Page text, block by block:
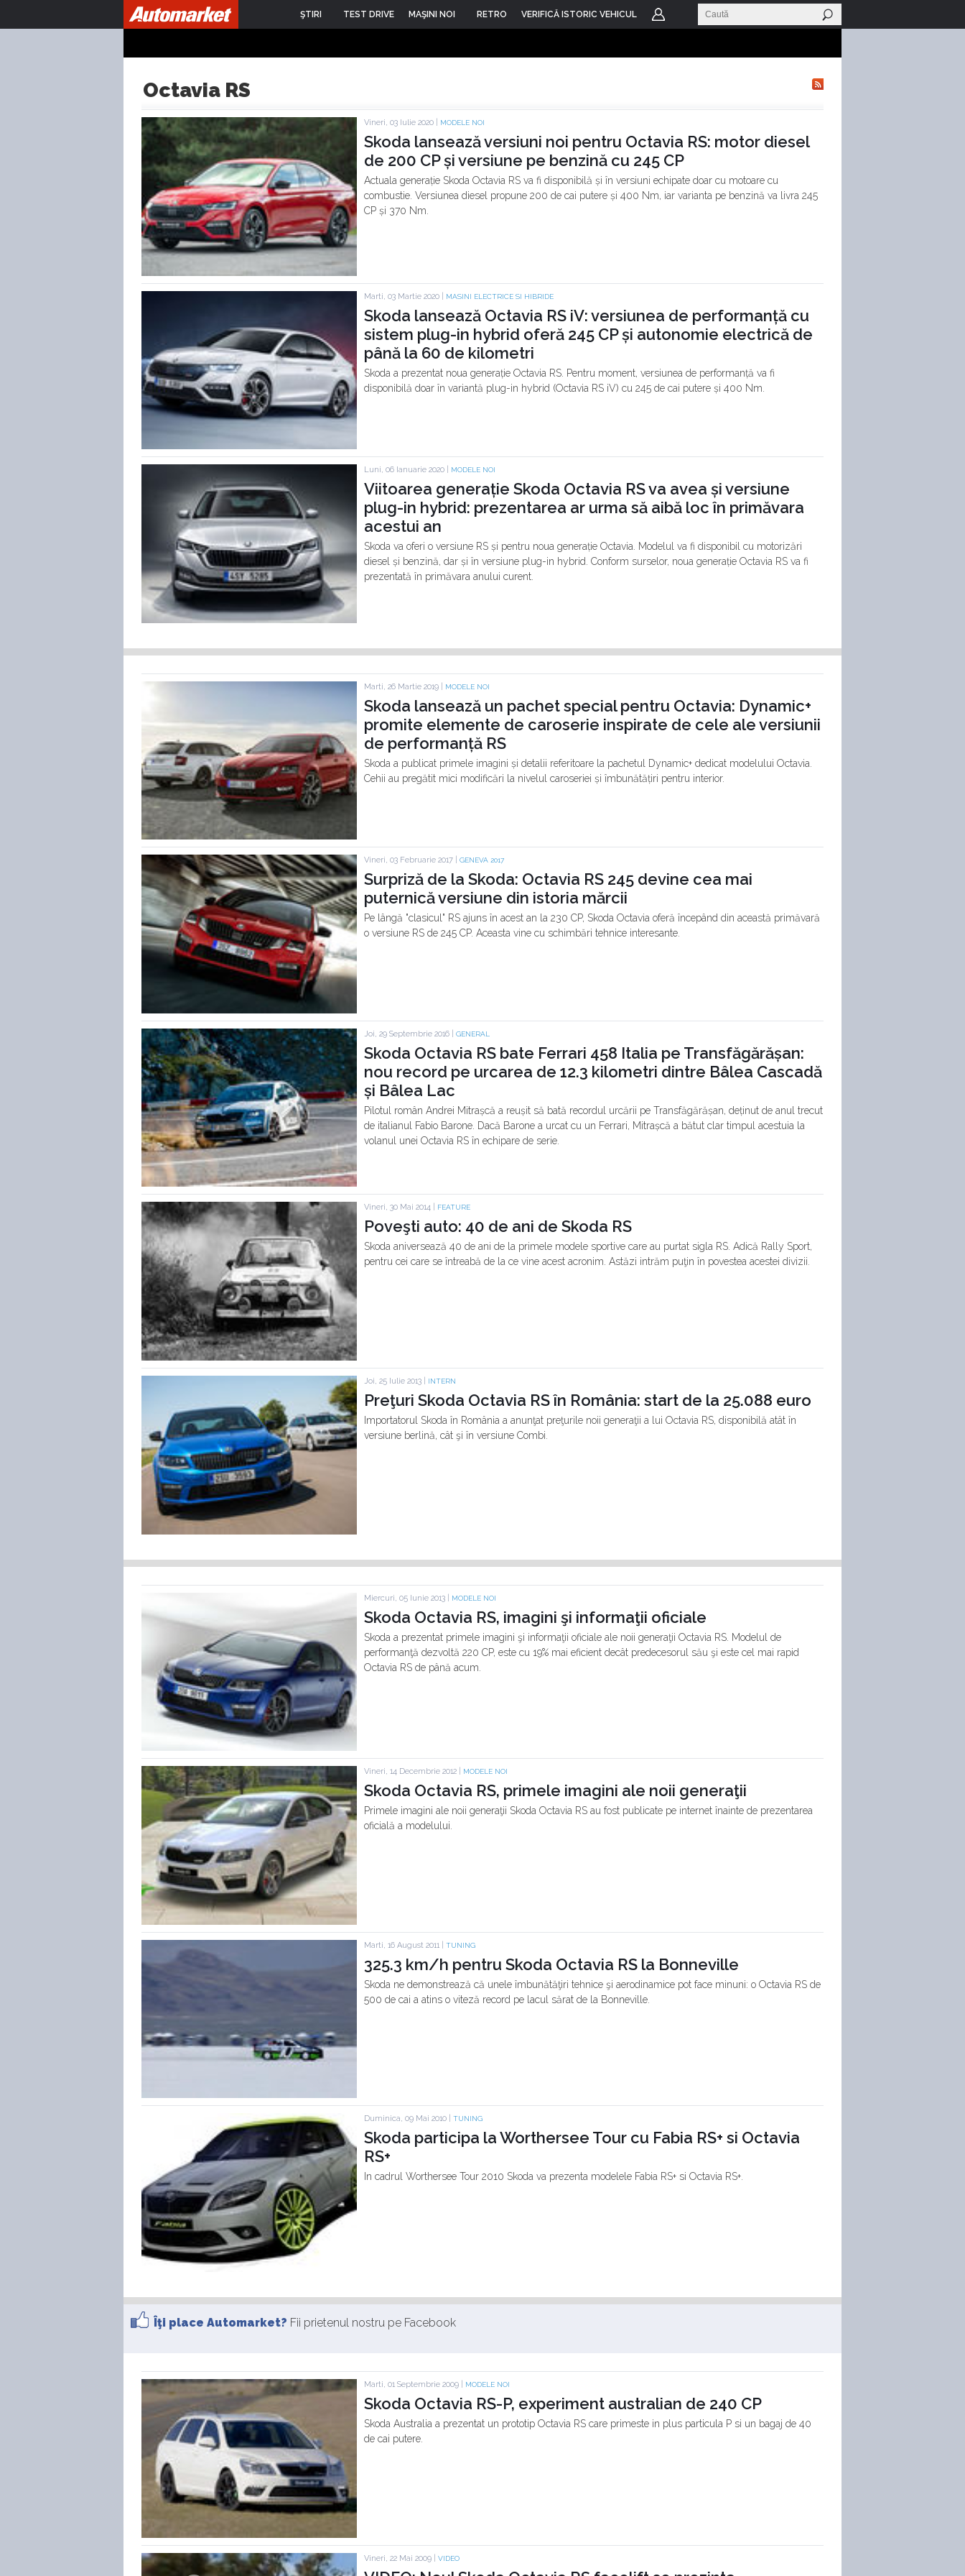
ŞTIRI TEST DRIVE MAŞINI NOI RETRO VERIFICĂ ISTORIC VEHICUL
Octavia RS
Vineri, 03 Iulie 2020 | MODELE NOI
Skoda lansează versiuni noi pentru Octavia RS: motor diesel
de 200 CP și versiune pe benzină cu 245 CP
Actuala generație Skoda Octavia RS va fi disponibilă și în versiuni echipate doar cu motoare cu
combustie. Versiunea diesel propune 200 de cai putere și 400 Nm, iar varianta pe benzină va livra 245
CP și 370 Nm.
Marti, 03 Martie 2020 | MASINI ELECTRICE SI HIBRIDE
Skoda lansează Octavia RS iV: versiunea de performanță cu
sistem plug-in hybrid oferă 245 CP și autonomie electrică de
până la 60 de kilometri
Skoda a prezentat noua generație Octavia RS. Pentru moment, versiunea de performanță va fi
disponibilă doar în variantă plug-in hybrid (Octavia RS iV) cu 245 de cai putere și 400 Nm.
Luni, 06 Ianuarie 2020 | MODELE NOI
Viitoarea generație Skoda Octavia RS va avea și versiune
plug-in hybrid: prezentarea ar urma să aibă loc în primăvara
acestui an
Skoda va oferi o versiune RS și pentru noua generație Octavia. Modelul va fi disponibil cu motorizări
diesel și benzină, dar și în versiune plug-in hybrid. Conform surselor, noua generație Octavia RS va fi
prezentată în primăvara anului curent.
Marti, 26 Martie 2019 | MODELE NOI
Skoda lansează un pachet special pentru Octavia: Dynamic+
promite elemente de caroserie inspirate de cele ale versiunii
de performanță RS
Skoda a publicat primele imagini și detalii referitoare la pachetul Dynamic+ dedicat modelului Octavia.
Cehii au pregătit mici modificări la nivelul caroseriei și îmbunătățiri pentru interior.
Vineri, 03 Februarie 2017 | GENEVA 2017
Surpriză de la Skoda: Octavia RS 245 devine cea mai
puternică versiune din istoria mărcii
Pe lângă "clasicul" RS ajuns în acest an la 230 CP, Skoda Octavia oferă începând din această primăvară
o versiune RS de 245 CP. Aceasta vine cu schimbări tehnice interesante.
Joi, 29 Septembrie 2016 | GENERAL
Skoda Octavia RS bate Ferrari 458 Italia pe Transfăgărășan:
nou record pe urcarea de 12.3 kilometri dintre Bâlea Cascadă
și Bâlea Lac
Pilotul român Andrei Mitrașcă a reușit să bată recordul urcării pe Transfăgărășan, deținut de anul trecut
de italianul Fabio Barone. Dacă Barone a urcat cu un Ferrari, Mitrașcă a bătut clar timpul acestuia la
volanul unei Octavia RS în echipare de serie.
Vineri, 30 Mai 2014 | FEATURE
Poveşti auto: 40 de ani de Skoda RS
Skoda aniversează 40 de ani de la primele modele sportive care au purtat sigla RS. Adică Rally Sport,
pentru cei care se întreabă de la ce vine acest acronim. Astăzi intrăm puţin în povestea acestei divizii.
Joi, 25 Iulie 2013 | INTERN
Preţuri Skoda Octavia RS în România: start de la 25.088 euro
Importatorul Skoda în România a anunţat preţurile noii generaţii a lui Octavia RS, disponibilă atât în
versiune berlină, cât şi în versiune Combi.
Miercuri, 05 Iunie 2013 | MODELE NOI
Skoda Octavia RS, imagini şi informaţii oficiale
Skoda a prezentat primele imagini şi informaţii oficiale ale noii generaţii Octavia RS. Modelul de
performanţă dezvoltă 220 CP, este cu 19% mai eficient decât predecesorul său şi este cel mai rapid
Octavia RS de până acum.
Vineri, 14 Decembrie 2012 | MODELE NOI
Skoda Octavia RS, primele imagini ale noii generaţii
Primele imagini ale noii generaţii Skoda Octavia RS au fost publicate pe internet înainte de prezentarea
oficială a modelului.
Marti, 16 August 2011 | TUNING
325.3 km/h pentru Skoda Octavia RS la Bonneville
Skoda ne demonstrează că unele îmbunătăţiri tehnice şi aerodinamice pot face minuni: o Octavia RS de
500 de cai a atins o viteză record pe lacul sărat de la Bonneville.
Duminica, 09 Mai 2010 | TUNING
Skoda participa la Worthersee Tour cu Fabia RS+ si Octavia
RS+
In cadrul Worthersee Tour 2010 Skoda va prezenta modelele Fabia RS+ si Octavia RS+.
Îţi place Automarket? Fii prietenul nostru pe Facebook
Marti, 01 Septembrie 2009 | MODELE NOI
Skoda Octavia RS-P, experiment australian de 240 CP
Skoda Australia a prezentat un prototip Octavia RS care primeste in plus particula P si un bagaj de 40
de cai putere.
Vineri, 22 Mai 2009 | VIDEO